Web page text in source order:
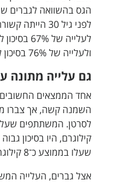
הגס בהשוואה לגברים
לעלייה
ולעלייה של 76% בסיכון למנינגיומה.
גם עלייה מתונה
אחד הממצאים
השמנה קשה, אך צברו
קילוגרם, היו בסיכון
שעלו בממוצע כ־8 קילוגרם בלבד.
אצל גברים, העלייה